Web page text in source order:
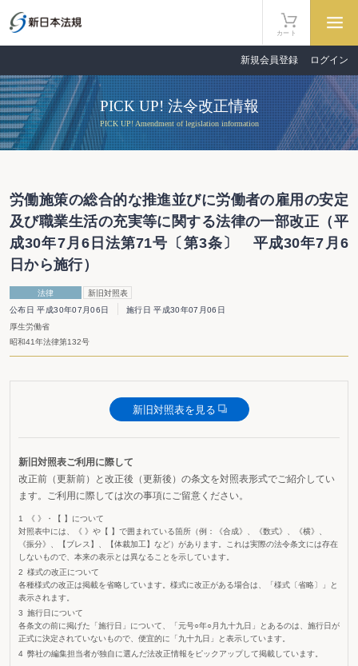
カート
新規会員登録 ログイン
PICK UP! 法令改正情報
PICK UP! Amendment of legislation information
労働施策の総合的な推進並びに労働者の雇用の安定
及び職業生活の充実等に関する法律の一部改正（平
成30年7月6日法第71号〔第3条〕 平成30年7月6
日から施行）
法律
新旧対照表
公布日 平成30年07月06日
施行日 平成30年07月06日
厚生労働省
昭和41年法律第132号
新旧対照表を見る
新旧対照表ご利用に際して
改正前（更新前）と改正後（更新後）の条文を対照表形式でご紹介してい
ます。ご利用に際しては次の事項にご留意ください。
《 》・【 】について
対照表中には、《 》や【 】で囲まれている箇所（例：《合成》、《数式》、《横》、
《振分》、【ブレス】、【体裁加工】など）があります。これは実際の法令条文には存在
しないもので、本来の表示とは異なることを示しています。
様式の改正について
各種様式の改正は掲載を省略しています。様式に改正がある場合は、「様式〔省略〕」と
表示されます。
施行日について
各条文の前に掲げた「施行日」について、「元号○年○月九十九日」とあるのは、施行日が
正式に決定されていないもので、便宜的に「九十九日」と表示しています。
弊社の編集担当者が独自に選んだ法改正情報をピックアップして掲載しています。